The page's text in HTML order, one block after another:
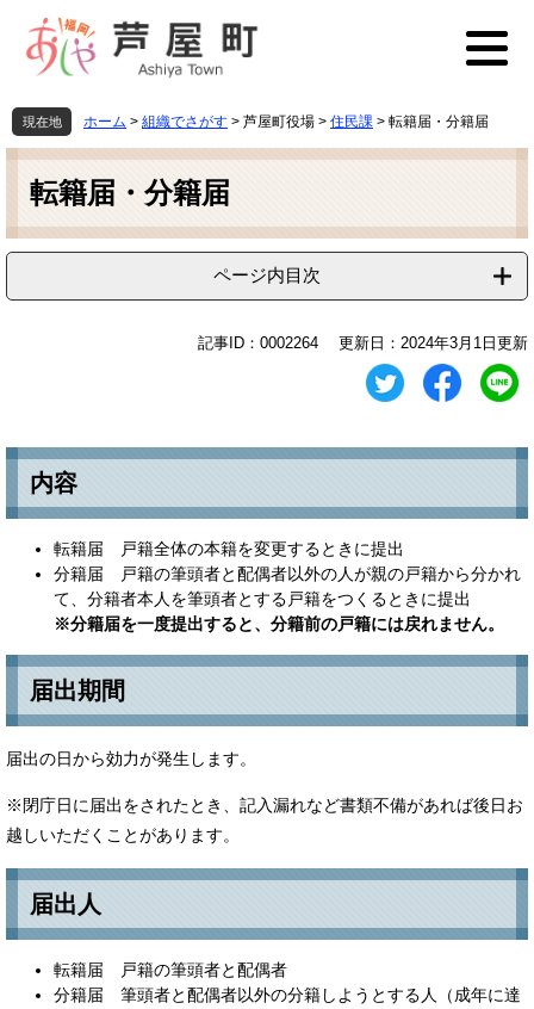
先
頭
を
飛
本
文
現在地 ホーム > 組織でさがす > 芦屋町役場 > 住民課 > 転籍届・分籍届
本
転籍届・分籍届
ページ内目次
記事ID：0002264 更新日：2024年3月1日更新
内容
転籍届 戸籍全体の本籍を変更するときに提出
分籍届 戸籍の筆頭者と配偶者以外の人が親の戸籍から分かれ
て、分籍者本人を筆頭者とする戸籍をつくるときに提出
※分籍届を一度提出すると、分籍前の戸籍には戻れません。
届出期間
届出の日から効力が発生します。
※閉庁日に届出をされたとき、記入漏れなど書類不備があれば後日お
越しいただくことがあります。
届出人
転籍届 戸籍の筆頭者と配偶者
分籍届 筆頭者と配偶者以外の分籍しようとする人（成年に達